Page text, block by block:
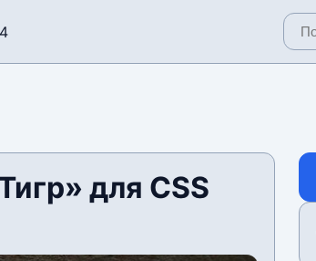
для CSS